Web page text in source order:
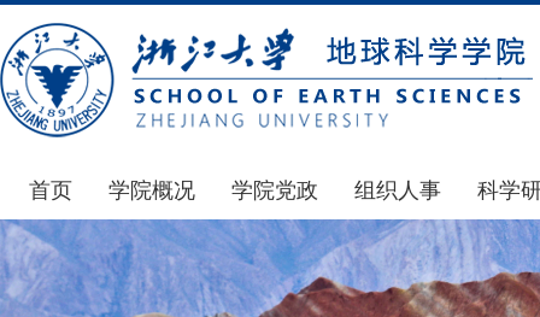
首页 学院概况
学院简介
发展简史
学院党政
通知公告
学院发文
组织人事
通知公告
博士后管理
科学
国家
科研